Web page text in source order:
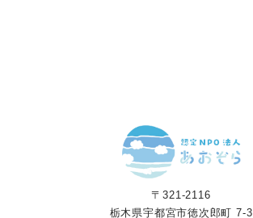
〒321-2116
栃木県宇都宮市徳次郎町 7-3